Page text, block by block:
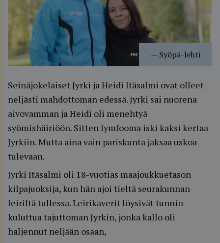
— Syöpä-lehti
Seinäjokelaiset Jyrki ja Heidi Itäsalmi ovat olleet
neljästi mahdottoman edessä. Jyrki sai nuorena
aivovamman ja Heidi oli menehtyä
syömishäiriöön. Sitten lymfooma iski kaksi kertaa
Jyrkiin. Mutta aina vain pariskunta jaksaa uskoa
tulevaan.
Jyrki Itäsalmi oli 18-vuotias maajoukkuetason
kilpajuoksija, kun hän ajoi tieltä seurakunnan
leiriltä tullessa. Leirikaverit löysivät tunnin
kuluttua tajuttoman Jyrkin, jonka kallo oli
haljennut neljään osaan,